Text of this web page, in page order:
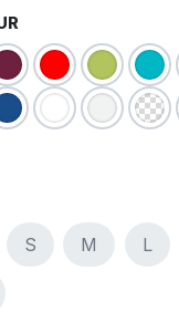
S M L